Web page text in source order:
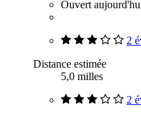
Ouvert
2
Distance estimée
5,0 milles
2